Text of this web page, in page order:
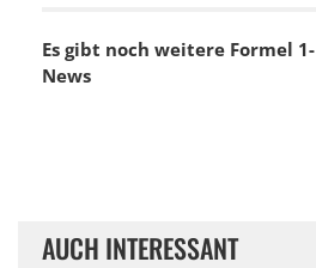
Es gibt noch weitere Formel 1-
News
AUCH INTERESSANT